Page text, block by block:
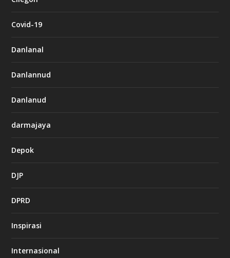
Covid-19
Danlanal
Danlannud
Danlanud
darmajaya
Depok
DJP
DPRD
Inspirasi
Internasional